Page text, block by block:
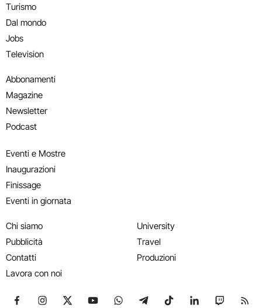
Turismo
Dal mondo
Jobs
Television
Abbonamenti
Magazine
Newsletter
Podcast
Eventi e Mostre
Inaugurazioni
Finissage
Eventi in giornata
Chi siamo
Pubblicità
Contatti
Lavora con noi
University
Travel
Produzioni
Seguici su Facebook
Seguici su Instagram
Seguici su X
Seguici su YouTube
Seguici su WhatsApp
Seguici su Telegram
Seguici su TikTok
Seguici su
Seguici